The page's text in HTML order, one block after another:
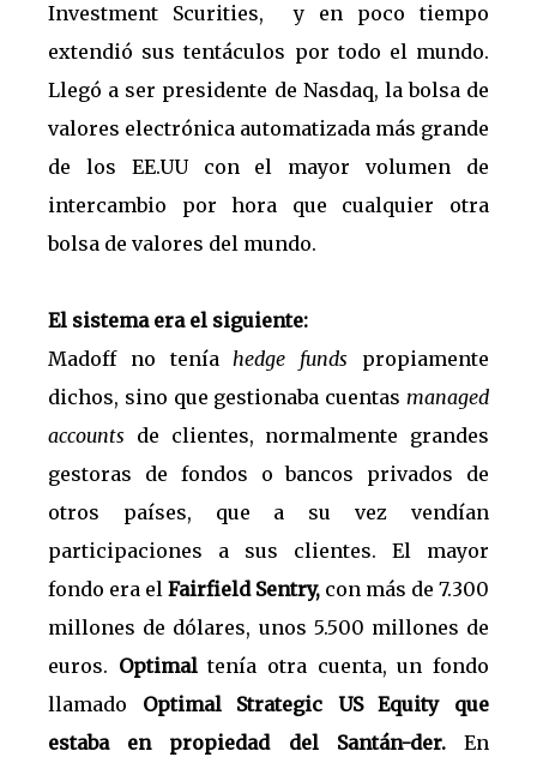
Investment Scurities, y en poco tiempo
extendió sus tentáculos por todo el mundo.
Llegó a ser presidente de Nasdaq, la bolsa de
valores electrónica automatizada más grande
de los EE.UU con el mayor volumen de
intercambio por hora que cualquier otra
bolsa de valores del mundo.
El sistema era el siguiente:
Madoff no teníahedge funds propiamente
dichos, sino que gestionaba cuentas managed
accounts de clientes, normalmente grandes
gestoras de fondos o bancos privados de
otros países, que a su vez vendían
participaciones a sus clientes. El mayor
fondo era el Fairfield Sentry, con más de 7.300
millones de dólares, unos 5.500 millones de
euros. Optimaltenía otra cuenta, un fondo
llamado Optimal Strategic US Equity que
estaba en propiedad del Santán-der.En